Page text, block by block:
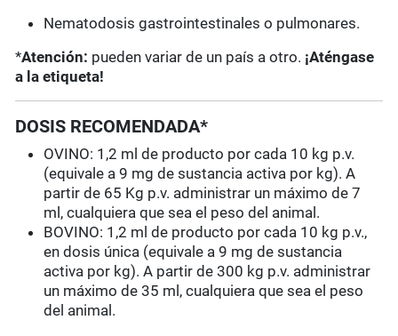
Nematodosis gastrointestinales o pulmonares.
*Atención: pueden variar de un país a otro. ¡Aténgase
a la etiqueta!
DOSIS RECOMENDADA*
OVINO: 1,2 ml de producto por cada 10 kg p.v.
(equivale a 9 mg de sustancia activa por kg). A
partir de 65 Kg p.v. administrar un máximo de 7
ml, cualquiera que sea el peso del animal.
BOVINO: 1,2 ml de producto por cada 10 kg p.v.,
en dosis única (equivale a 9 mg de sustancia
activa por kg). A partir de 300 kg p.v. administrar
un máximo de 35 ml, cualquiera que sea el peso
del animal.